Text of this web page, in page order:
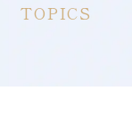
TOPICS